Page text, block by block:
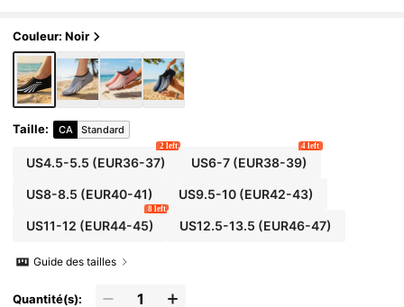
yoga, sandales
Couleur: Noir
Taille: CA Standard
US4.5-5.5 (EUR36-37)
2 left
US6-7 (EUR38-39)
4 left
US8-8.5 (EUR40-41) US9.5-10 (EUR42-43)
US11-12 (EUR44-45)
8 left
US12.5-13.5 (EUR46-47)
Guide des tailles
Quantité(s):